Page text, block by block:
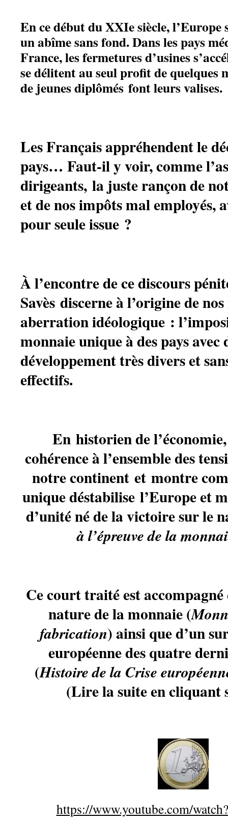
En ce début du XXIe siècle, l’Europe
un abîme sans fond. Dans les pays
France, les fermetures d’usines
se délitent au seul profit de quelques
de jeunes diplômés font leurs valises.
Les Français appréhendent le
pays… Faut-il y voir, comme
dirigeants, la juste rançon de
et de nos impôts mal employés,
pour seule issue ?
À l’encontre de ce discours
Savès discerne à l’origine de
aberration idéologique :
monnaie unique à des pays avec
développement très divers et
effectifs.
En historien de
cohérence à l’ensemble des
notre continent et montre
unique déstabilise l’Europe et
d’unité né de la victoire sur le
à l’épreuve de la
Ce court traité est accompagné
nature de la monnaie (
fabrication) ainsi que d’un
européenne des quatre
(Histoire de la Crise
(Lire la suite en cliquant
https://www.youtube.com/